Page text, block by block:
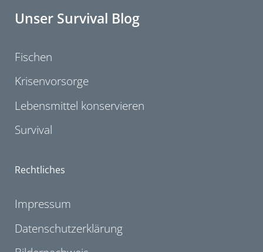
Unser Survival Blog
Fischen
Krisenvorsorge
Lebensmittel konservieren
Survival
Rechtliches
Impressum
Datenschutzerklärung